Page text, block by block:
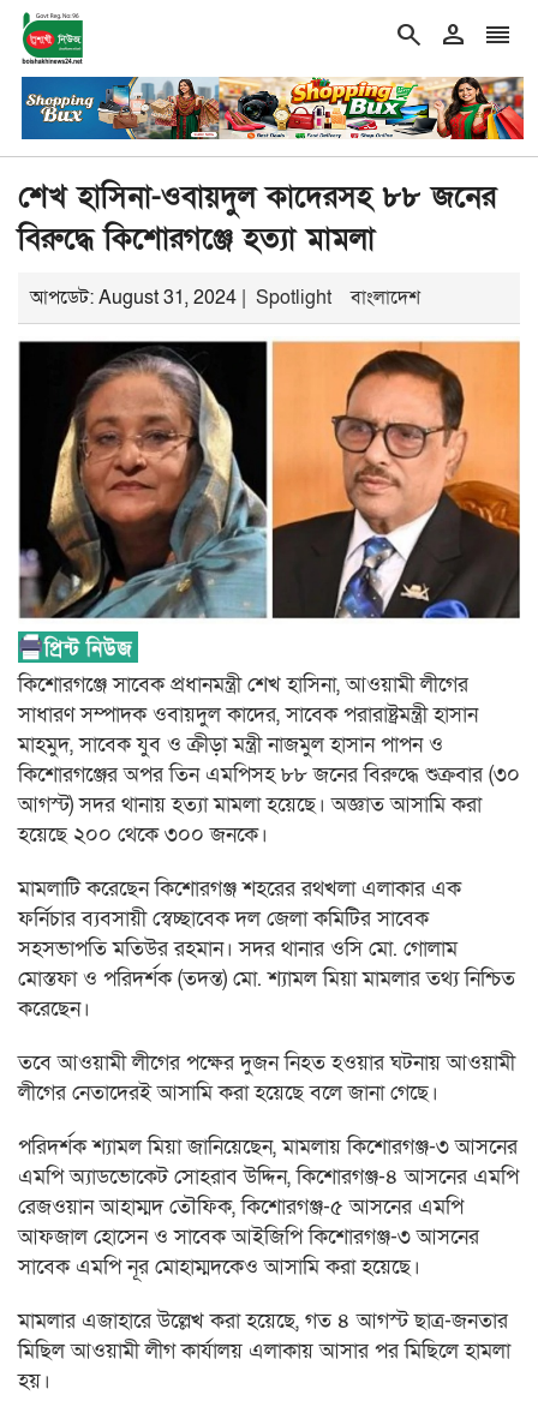
search person reorder
শিরোনাম
চল্লিশা ২ হাজার মানুষকে খাওয়ালেন বৃদ্ধ double_arrowগ্যাস–বিদ্যুৎ,
শেখ হাসিনা-ওবায়দুল কাদেরসহ ৮৮ জনের
বিরুদ্ধে কিশোরগঞ্জে হত্যা মামলা
আপডেট: August 31, 2024 | Spotlight বাংলাদেশ
কিশোরগঞ্জে সাবেক প্রধানমন্ত্রী শেখ হাসিনা, আওয়ামী লীগের
সাধারণ সম্পাদক ওবায়দুল কাদের, সাবেক পরারাষ্ট্রমন্ত্রী হাসান
মাহমুদ, সাবেক যুব ও ক্রীড়া মন্ত্রী নাজমুল হাসান পাপন ও
কিশোরগঞ্জের অপর তিন এমপিসহ ৮৮ জনের বিরুদ্ধে শুক্রবার (৩০
আগস্ট) সদর থানায় হত্যা মামলা হয়েছে। অজ্ঞাত আসামি করা
হয়েছে ২০০ থেকে ৩০০ জনকে।
মামলাটি করেছেন কিশোরগঞ্জ শহরের রথখলা এলাকার এক
ফর্নিচার ব্যবসায়ী স্বেচ্ছাবেক দল জেলা কমিটির সাবেক
সহসভাপতি মতিউর রহমান। সদর থানার ওসি মো. গোলাম
মোস্তফা ও পরিদর্শক (তদন্ত) মো. শ্যামল মিয়া মামলার তথ্য নিশ্চিত
করেছেন।
তবে আওয়ামী লীগের পক্ষের দুজন নিহত হওয়ার ঘটনায় আওয়ামী
লীগের নেতাদেরই আসামি করা হয়েছে বলে জানা গেছে।
পরিদর্শক শ্যামল মিয়া জানিয়েছেন, মামলায় কিশোরগঞ্জ-৩ আসনের
এমপি অ্যাডভোকেট সোহরাব উদ্দিন, কিশোরগঞ্জ-৪ আসনের এমপি
রেজওয়ান আহাম্মদ তৌফিক, কিশোরগঞ্জ-৫ আসনের এমপি
আফজাল হোসেন ও সাবেক আইজিপি কিশোরগঞ্জ-৩ আসনের
সাবেক এমপি নূর মোহাম্মদকেও আসামি করা হয়েছে।
মামলার এজাহারে উল্লেখ করা হয়েছে, গত ৪ আগস্ট ছাত্র-জনতার
মিছিল আওয়ামী লীগ কার্যালয় এলাকায় আসার পর মিছিলে হামলা
হয়।